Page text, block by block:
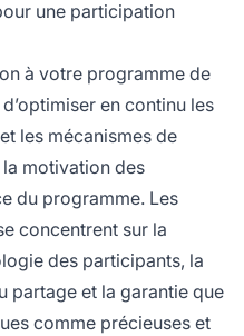
une participation
à votre programme de
en continu les
les mécanismes de
motivation des
du programme. Les
concentrent sur la
des participants, la
partage et la garantie que
comme précieuses et